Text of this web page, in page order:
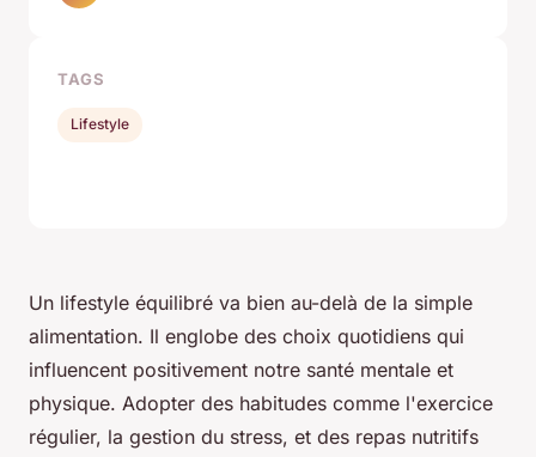
Un lifestyle équilibré va bien au-delà de la simple
alimentation. Il englobe des choix quotidiens qui
influencent positivement notre santé mentale et
physique. Adopter des habitudes comme l'exercice
régulier, la gestion du stress, et des repas nutritifs
TAGS
Lifestyle